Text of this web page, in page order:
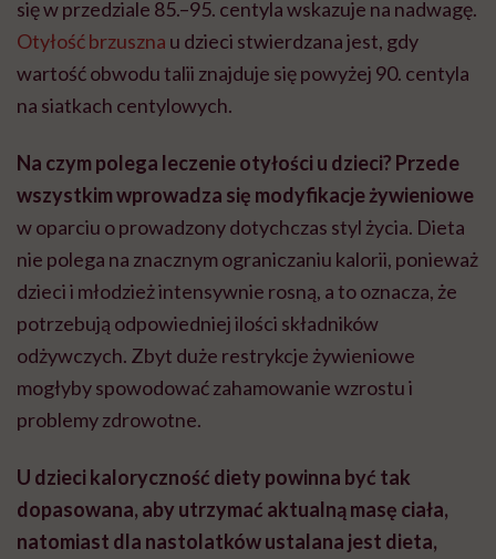
się w przedziale 85.–95. centyla wskazuje na nadwagę.
Otyłość brzuszna u dzieci stwierdzana jest, gdy
wartość obwodu talii znajduje się powyżej 90. centyla
na siatkach centylowych.
Na czym polega leczenie otyłości u dzieci? Przede
wszystkim wprowadza się modyfikacje żywieniowe
w oparciu o prowadzony dotychczas styl życia. Dieta
nie polega na znacznym ograniczaniu kalorii, ponieważ
dzieci i młodzież intensywnie rosną, a to oznacza, że
potrzebują odpowiedniej ilości składników
odżywczych. Zbyt duże restrykcje żywieniowe
mogłyby spowodować zahamowanie wzrostu i
problemy zdrowotne.
U dzieci kaloryczność diety powinna być tak
dopasowana, aby utrzymać aktualną masę ciała,
natomiast dla nastolatków ustalana jest dieta,